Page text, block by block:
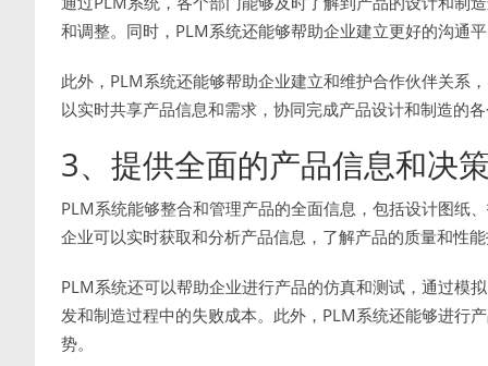
和调整。同时，PLM系统还能够帮助企业建立更好的沟通
此外，PLM系统还能够帮助企业建立和维护合作伙伴关系
以实时共享产品信息和需求，协同完成产品设计和制造的
3、提供全面的产品信息和决
PLM系统能够整合和管理产品的全面信息，包括设计图纸
企业可以实时获取和分析产品信息，了解产品的质量和性
PLM系统还可以帮助企业进行产品的仿真和测试，通过模
发和制造过程中的失败成本。此外，PLM系统还能够进行
势。